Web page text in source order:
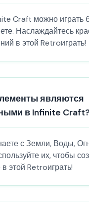
Craft можно играть
Наслаждайтесь
в этой Retroиграть!
являются
в Infinite
с Земли, Воды,
их, чтобы
этой Retroиграть!